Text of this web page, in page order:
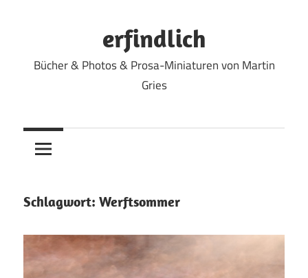
erfindlich
Bücher & Photos & Prosa-Miniaturen von Martin
Gries
Schlagwort: Werftsommer